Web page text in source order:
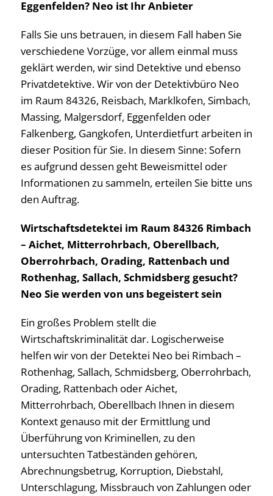
Eggenfelden? Neo ist Ihr Anbieter
Falls Sie uns betrauen, in diesem Fall haben Sie
verschiedene Vorzüge, vor allem einmal muss
geklärt werden, wir sind Detektive und ebenso
Privatdetektive. Wir von der Detektivbüro Neo
im Raum 84326, Reisbach, Marklkofen, Simbach,
Massing, Malgersdorf, Eggenfelden oder
Falkenberg, Gangkofen, Unterdietfurt arbeiten in
dieser Position für Sie. In diesem Sinne: Sofern
es aufgrund dessen geht Beweismittel oder
Informationen zu sammeln, erteilen Sie bitte uns
den Auftrag.
Wirtschaftsdetektei im Raum 84326 Rimbach
– Aichet, Mitterrohrbach, Oberellbach,
Oberrohrbach, Orading, Rattenbach und
Rothenhag, Sallach, Schmidsberg gesucht?
Neo Sie werden von uns begeistert sein
Ein großes Problem stellt die
Wirtschaftskriminalität dar. Logischerweise
helfen wir von der Detektei Neo bei Rimbach –
Rothenhag, Sallach, Schmidsberg, Oberrohrbach,
Orading, Rattenbach oder Aichet,
Mitterrohrbach, Oberellbach Ihnen in diesem
Kontext genauso mit der Ermittlung und
Überführung von Kriminellen, zu den
untersuchten Tatbeständen gehören,
Abrechnungsbetrug, Korruption, Diebstahl,
Unterschlagung, Missbrauch von Zahlungen oder